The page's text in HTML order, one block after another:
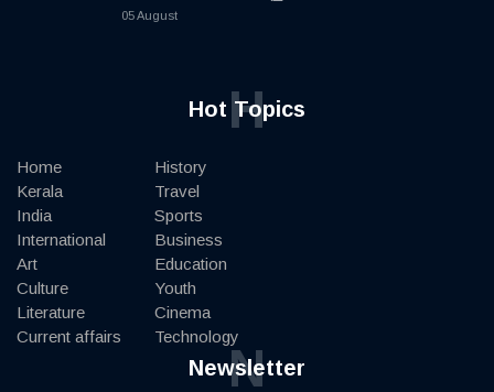
05 August
Hot Topics
H
Home
Kerala
India
International
Art
Culture
Literature
Current affairs
History
Travel
Sports
Business
Education
Youth
Cinema
Technology
Newsletter
N